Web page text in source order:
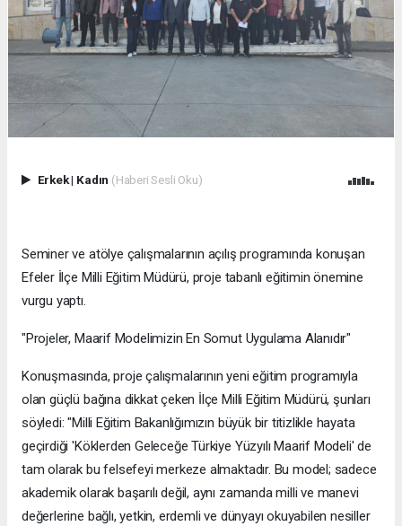
Erkek| Kadın (Haberi Sesli Oku)
Seminer ve atölye çalışmalarının açılış programında konuşan
Efeler İlçe Milli Eğitim Müdürü, proje tabanlı eğitimin önemine
vurgu yaptı.
"Projeler, Maarif Modelimizin En Somut Uygulama Alanıdır"
Konuşmasında, proje çalışmalarının yeni eğitim programıyla
olan güçlü bağına dikkat çeken İlçe Milli Eğitim Müdürü, şunları
söyledi: "Milli Eğitim Bakanlığımızın büyük bir titizlikle hayata
geçirdiği 'Köklerden Geleceğe Türkiye Yüzyılı Maarif Modeli' de
tam olarak bu felsefeyi merkeze almaktadır. Bu model; sadece
akademik olarak başarılı değil, aynı zamanda milli ve manevi
değerlerine bağlı, yetkin, erdemli ve dünyayı okuyabilen nesiller